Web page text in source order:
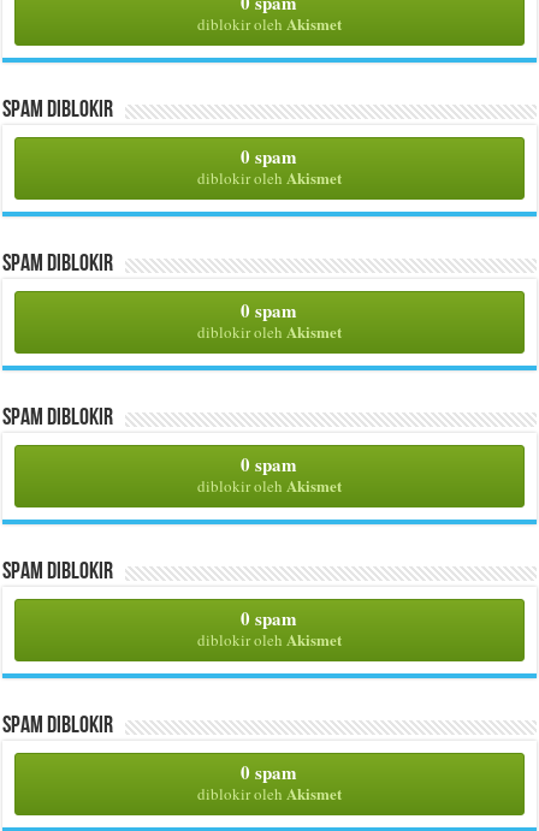
diblokir oleh Akismet
Spam Diblokir
0 spam
diblokir oleh Akismet
Spam Diblokir
0 spam
diblokir oleh Akismet
Spam Diblokir
0 spam
diblokir oleh Akismet
Spam Diblokir
0 spam
diblokir oleh Akismet
Spam Diblokir
0 spam
diblokir oleh Akismet